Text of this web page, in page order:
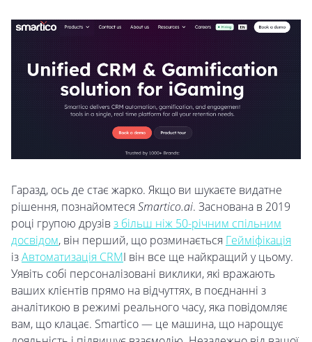
Гаразд, ось де стає жарко. Якщо ви шукаєте видатне
рішення, познайомтеся Smartico.ai. Заснована в 2019
році групою друзівз більш ніж 50-річним спільним
досвідом, він перший, що розминається Гейміфікація
ізАвтоматизація CRMІ він все ще найкращий у цьому.
Уявіть собі персоналізовані виклики, які вражають
ваших клієнтів прямо на відчуттях, в поєднанні з
аналітикою в режимі реального часу, яка повідомляє
вам, що клацає. Smartico — це машина, що нарощує